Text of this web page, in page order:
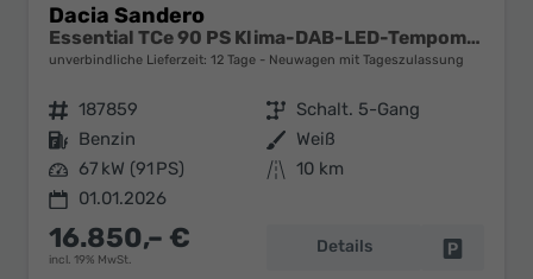
Dacia Sandero
Essential TCe 90 PS Klima-DAB-LED-Tempomat-Limiter-sofort
unverbindliche Lieferzeit: 12 Tage Neuwagen mit Tageszulassung
Fahrzeugnr. 187859 Getriebe Schalt. 5-Gang
Kraftstoff Benzin Außenfarbe Weiß
Leistung 67 kW (91 PS) Kilometerstand 10 km
01.01.2026
16.850,– €
incl. 19% MwSt.
Details